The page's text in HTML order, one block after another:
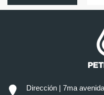
Dirección | 7ma